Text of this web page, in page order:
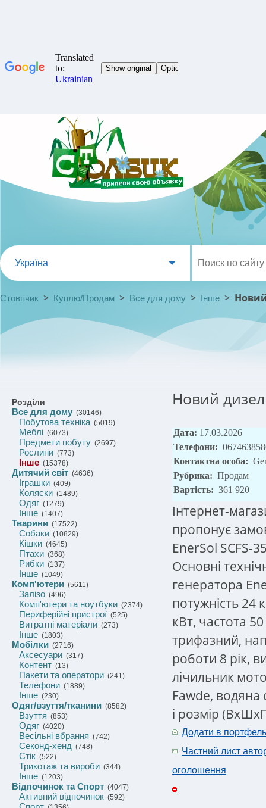
Україна
Стовпчик > Куплю/Продам > Все для дому > Інше >
Розділи
Все для дому (30146)
Побутова техніка(5019)
Меблі (6073)
Предмети побуту (2697)
Рослини (773)
Інше (15378)
Дитячий світ (4636)
Іграшки (409)
Коляски (1489)
Одяг (1279)
Інше (1407)
Тварини (17522)
Собаки (10829)
Кішки (4645)
Птахи (368)
Рибки (137)
Інше (1049)
Комп'ютери (5611)
Залізо (496)
Комп'ютери та ноутбуки (2374)
Периферійні пристрої (525)
Витратні матеріали (273)
Інше (1803)
Мобілки (2716)
Аксесуари (317)
Контент (13)
Пакети та оператори (241)
Телефони (1889)
Інше (230)
Одяг/взуття/тканини (8582)
Взуття (853)
Одяг (4020)
Весільні вбрання (742)
Секонд-хенд (748)
Стік (522)
Трикотаж та вироби (344)
Інше (1203)
Відпочинок та Спорт (4047)
Активний відпочинок (592)
Новий
Дата: 17.03.2026
Телефони:
Контактна особа:
Рубрика: Продам
Вартість: 361 920
Інтернет-
пропонує
EnerSol SCFS-
Основні
генератора
потужність 24
кВт, частота
трифазний,
роботи 8 рік,
лічильник
Fawde, водяна
і розмір
Додати в портфель
Частний лист
оголошення